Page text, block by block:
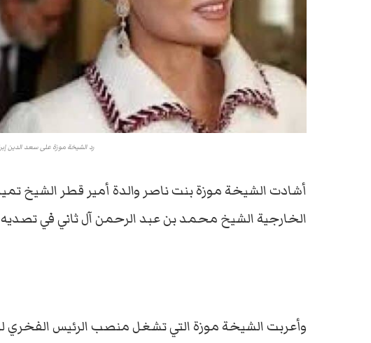
رد الشيخة موزة على سعد الدين
أشادت الشيخة موزة بنت ناصر والدة أمير قطر الشيخ
الخارجية الشيخ محمد بن عبد الرحمن آل ثاني في تصديه
وأعربت الشيخة موزة التي تشغل منصب الرئيس الفخري